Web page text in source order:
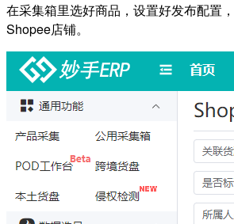
在采集箱里选好商品，设置好发布配置
Shopee店铺。